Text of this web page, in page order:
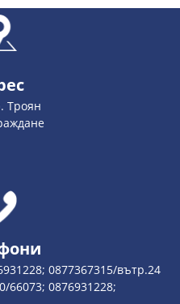
Троян
0877367315/вътр.24
66073; 0876931228;